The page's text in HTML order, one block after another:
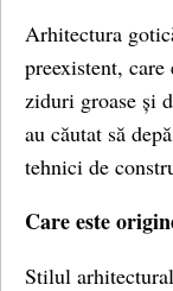
Arhitectura
preexistent,
ziduri groase și
au căutat să
tehnici de
Care este
Stilul